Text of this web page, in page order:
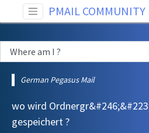
PMAIL COMMUNITY
German Pegasus Mail
wo wird
gespeichert ?